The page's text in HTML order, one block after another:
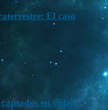
El caso
en vídeo